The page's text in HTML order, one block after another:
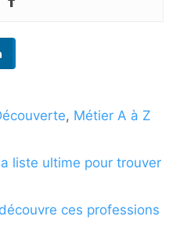
, Métier A à Z
liste ultime pour trouver
ces professions